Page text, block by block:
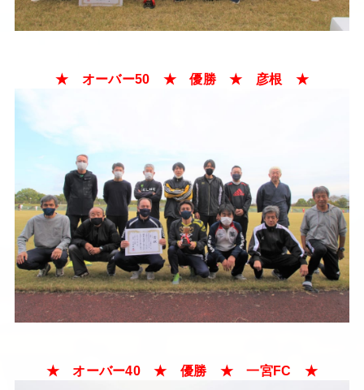
★ オーバー50 ★ 優勝 ★ 彦根 ★
★ オーバー40 ★ 優勝 ★ 一宮FC ★